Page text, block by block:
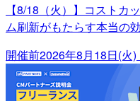
【8/18（火）】コストカ
ム刷新がもたらす本当の
開催前2026年8月18日(火)